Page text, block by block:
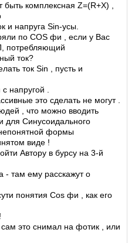
быть комплексная Z=(R+X) ,
и напруга Sin-усы.
по СOS фи , если у Вас
потребляющий
ток?
ток Sin , пусть и
напругой .
это сделать не могут .
, что можно вводить
для Синусоидального
формы
виде !
Автору в бурсу на 3-й
- там ему расскажут о
понятия Сos фи , как его
это снимал на фотик , или